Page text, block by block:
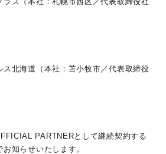
ス北海道（本社：苫小牧市／代表取締役
PARTNERとして継続契約する
知らせいたします。